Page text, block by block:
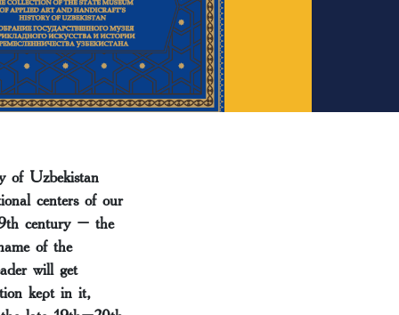
of Uzbekistan
centers of our
century – the
of the
will get
kept in it,